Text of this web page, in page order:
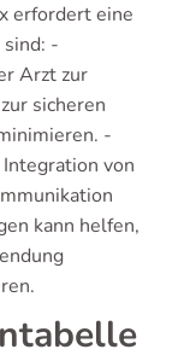
erfordert eine
-
Arzt zur
sicheren
-
von
kann helfen,